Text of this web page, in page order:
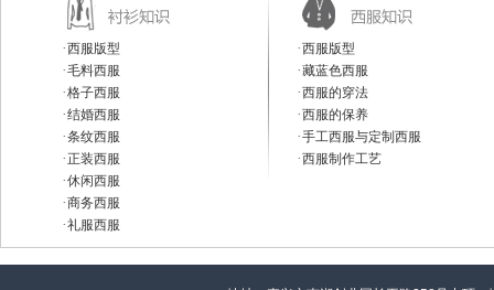
·西服版型
·毛料西服
·格子西服
·结婚西服
·条纹西服
·正装西服
·休闲西服
·商务西服
·礼服西服
·西服版型
·藏蓝色西服
·西服的穿法
·西服的保养
·手工西服与定制西服
·西服制作工艺